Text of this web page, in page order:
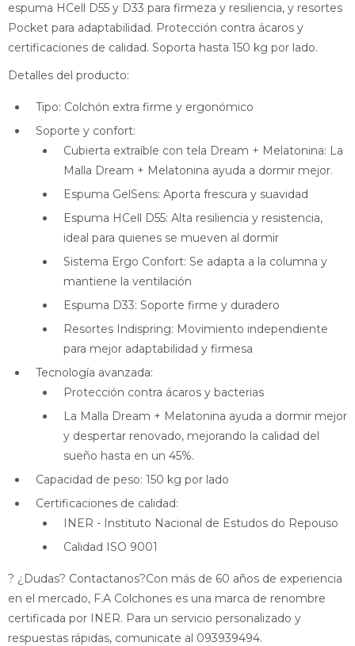
espuma HCell D55 y D33 para firmeza y resiliencia, y resortes
Pocket para adaptabilidad. Protección contra ácaros y
certificaciones de calidad. Soporta hasta 150 kg por lado.
Detalles del producto:
Tipo: Colchón extra firme y ergonómico
Soporte y confort:
Cubierta extraíble con tela Dream + Melatonina: La
Malla Dream + Melatonina ayuda a dormir mejor.
Espuma GelSens: Aporta frescura y suavidad
Espuma HCell D55: Alta resiliencia y resistencia,
ideal para quienes se mueven al dormir
Sistema Ergo Confort: Se adapta a la columna y
mantiene la ventilación
Espuma D33: Soporte firme y duradero
Resortes Indispring: Movimiento independiente
para mejor adaptabilidad y firmesa
Tecnología avanzada:
Protección contra ácaros y bacterias
La Malla Dream + Melatonina ayuda a dormir mejor
y despertar renovado, mejorando la calidad del
sueño hasta en un 45%.
Capacidad de peso: 150 kg por lado
Certificaciones de calidad:
INER - Instituto Nacional de Estudos do Repouso
Calidad ISO 9001
? ¿Dudas? Contactanos?Con más de 60 años de experiencia
en el mercado, F.A Colchones es una marca de renombre
certificada por INER. Para un servicio personalizado y
respuestas rápidas, comunicate al 093939494.